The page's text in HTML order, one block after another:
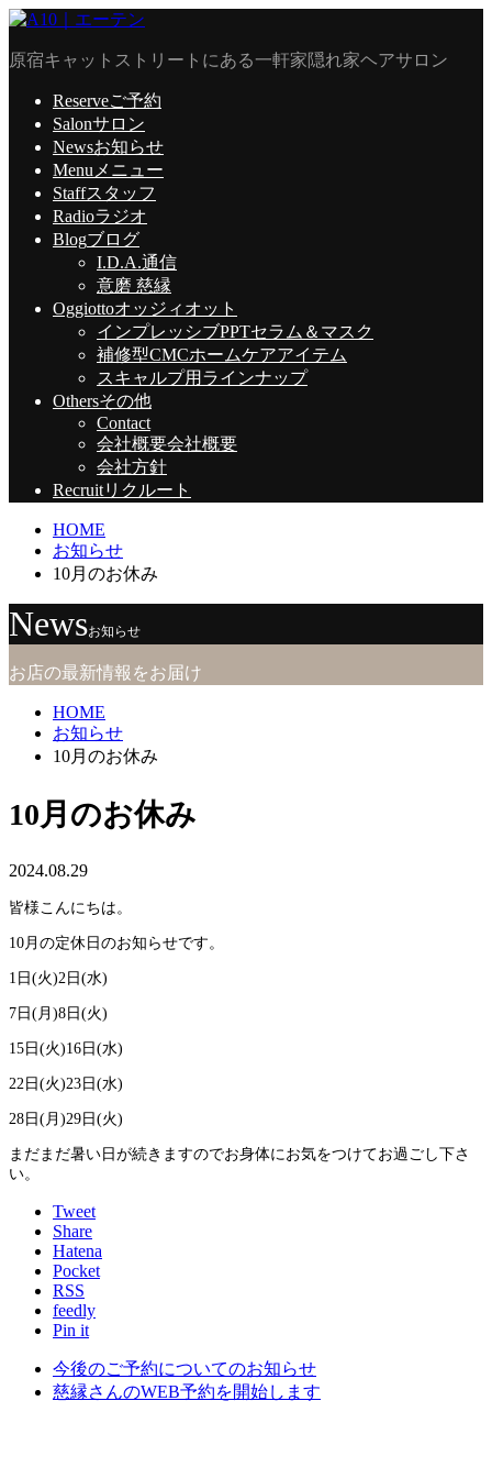
原宿キャットストリートにある一軒家隠れ家ヘアサロン
Reserveご予約
Salonサロン
Newsお知らせ
Menu メニュー
Staffスタッフ
Radioラジオ
Blogブログ
I.D.A.通信
意磨 慈縁
Oggiottoオッジィオット
インプレッシブPPTセラム＆マスク
補修型CMCホームケアアイテム
スキャルプ用ラインナップ
Othersその他
Contact
会社概要会社概要
会社方針
Recruitリクルート
HOME
お知らせ
10月のお休み
Newsお知らせ
お店の最新情報をお届け
HOME
お知らせ
10月のお休み
10月のお休み
2024.08.29
皆様こんにちは。
10月の定休日のお知らせです。
1日(火)2日(水)
7日(月)8日(火)
15日(火)16日(水)
22日(火)23日(水)
28日(月)29日(火)
まだまだ暑い日が続きますのでお身体にお気をつけてお過ごし下さ
い。
Tweet
Share
Hatena
Pocket
RSS
feedly
Pin it
今後のご予約についてのお知らせ
慈縁さんのWEB予約を開始します